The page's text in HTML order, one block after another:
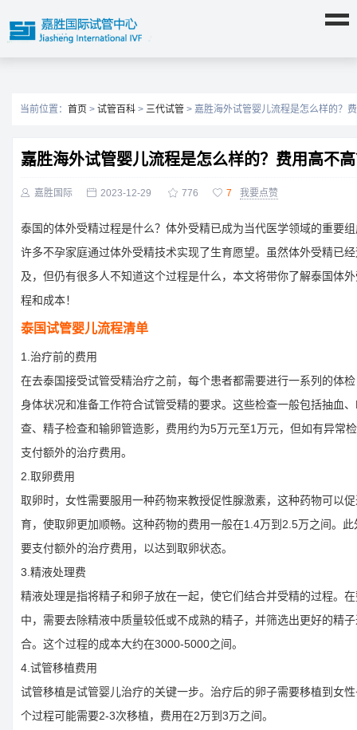
当前位置： 首页 > 试管百科 > 三代试管 > 嘉胜海外试管婴儿流程是怎么样的？
嘉胜海外试管婴儿流程是怎么样的？费用高不
 嘉胜国际  2023-12-29  776  7 我要点赞
泰国的体外受精过程是什么？体外受精已成为当代医学领域的重要
许多不孕家庭通过体外受精技术实现了生育愿望。虽然体外受精已
及，但仍有很多人不知道这个过程是什么，本文将带你了解泰国体
程和成本！
泰国试管婴儿流程清单
1.治疗前的费用
在去泰国接受试管受精治疗之前，每个患者都需要进行一系列的体
身体状况和准备工作符合试管受精的要求。这些检查一般包括抽血
查、精子检查和输卵管造影，费用约为5万元至1万元，但如有异常
支付额外的治疗费用。
2.取卵费用
取卵时，女性需要服用一种药物来教授促性腺激素，这种药物可以
育，使取卵更加顺畅。这种药物的费用一般在1.4万到2.5万之间。此
要支付额外的治疗费用，以达到取卵状态。
3.精液处理费
精液处理是指将精子和卵子放在一起，使它们结合并受精的过程。
中，需要去除精液中质量较低或不成熟的精子，并筛选出更好的精
合。这个过程的成本大约在3000-5000之间。
4.试管移植费用
试管移植是试管婴儿治疗的关键一步。治疗后的卵子需要移植到女
个过程可能需要2-3次移植，费用在2万到3万之间。